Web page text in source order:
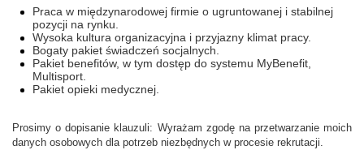
Praca w międzynarodowej firmie o ugruntowanej i stabilnej
pozycji na rynku.
Wysoka kultura organizacyjna i przyjazny klimat pracy.
Bogaty pakiet świadczeń socjalnych.
Pakiet benefitów, w tym dostęp do systemu MyBenefit,
Multisport.
Pakiet opieki medycznej.
Prosimy o dopisanie klauzuli: Wyrażam zgodę na przetwarzanie moich
danych osobowych dla potrzeb niezbędnych w procesie rekrutacji.